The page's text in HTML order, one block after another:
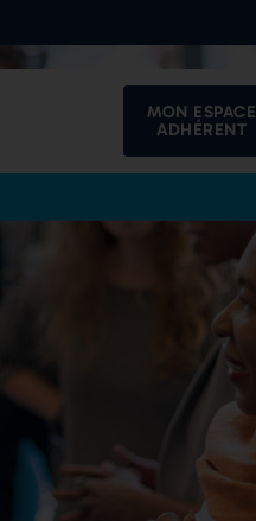
MON ESPACE
ADHÉRENT